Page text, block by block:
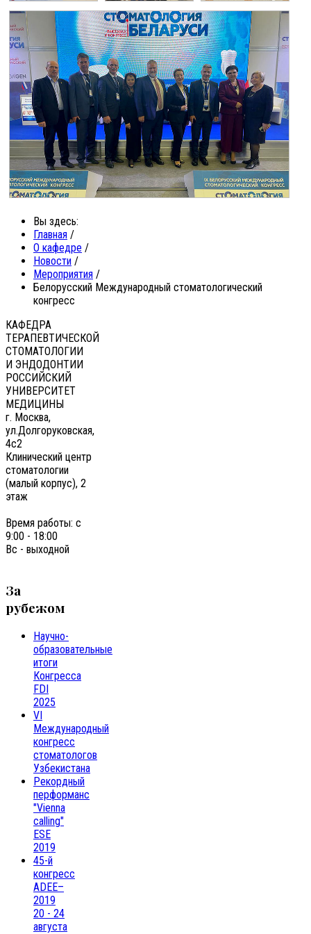
Вы здесь:
Главная /
О кафедре /
Новости /
Мероприятия /
Белорусский Международный стоматологический
конгресс
КАФЕДРА
ТЕРАПЕВТИЧЕСКОЙ
СТОМАТОЛОГИИ
И ЭНДОДОНТИИ
РОССИЙСКИЙ
УНИВЕРСИТЕТ
МЕДИЦИНЫ
г. Москва,
ул.Долгоруковская,
4с2
Клинический центр
стоматологии
(малый корпус), 2
этаж
Время работы: с
9:00 - 18:00
Вс - выходной
За
рубежом
Научно-
образовательные
итоги
Конгресса
FDI
2025
VI
Международный
конгресс
стоматологов
Узбекистана
Рекордный
перформанс
"Vienna
calling"
ESE
2019
45-й
конгресс
ADEE–
2019
20 - 24
августа